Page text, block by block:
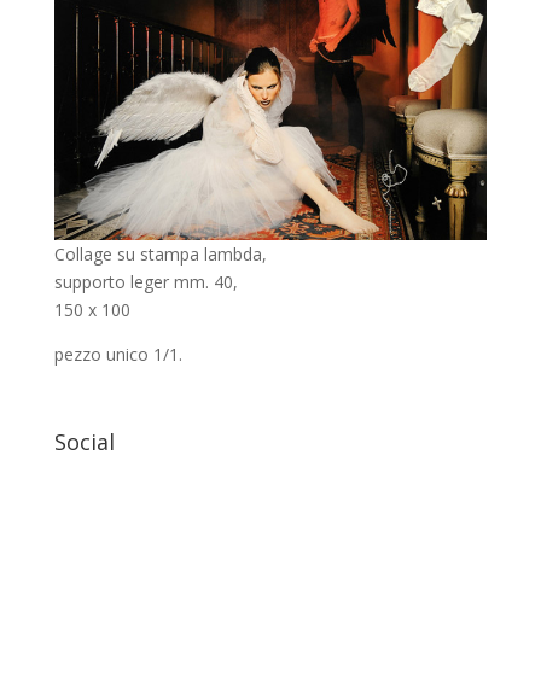
Collage su stampa lambda,
supporto leger mm. 40,
150 x 100
pezzo unico 1/1.
Social